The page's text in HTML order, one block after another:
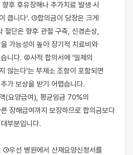
후 후유장해나 추가치료 발생 시
큽니다'. ①합의금이 당장은 크게
절단은 향후 관절 구축, 신경손상,
가능성이 높아 장기적 치료비와
니다. ②사적 합의서에 '일체의
않는다'는 부제소 조항이 포함되면
가 보상을 받기 어렵습니다.
(요양급여), 평균임금 70%의
장해급여까지 보장하므로 합의금보다
부분입니다.
①우선 병원에서 산재요양신청서를